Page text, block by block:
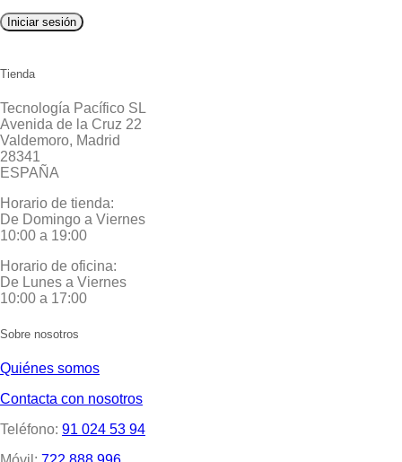
Iniciar sesión
Tienda
Tecnología Pacífico SL
Avenida de la Cruz 22
Valdemoro, Madrid
28341
ESPAÑA
Horario de tienda:
De Domingo a Viernes
10:00 a 19:00
Horario de oficina:
De Lunes a Viernes
10:00 a 17:00
Sobre nosotros
Quiénes somos
Contacta con nosotros
Teléfono: 91 024 53 94